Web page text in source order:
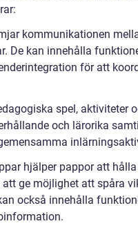
kommunikationen
De kan innehålla
för att
spel, aktiviteter
och lärorika
hjälper pappor att
ge möjlighet att spåra
också innehålla